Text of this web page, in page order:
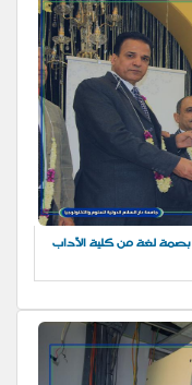
لغة من كلية الآداب